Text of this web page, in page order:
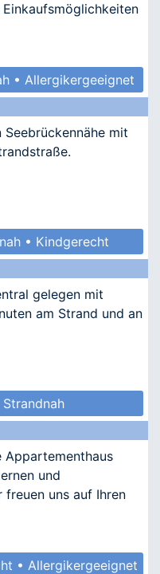
• Allergikergeeignet
Seebrückennähe mit
• Kindgerecht
gelegen mit
am Strand und an
Appartementhaus
und
freuen uns auf Ihren
• Allergikergeeignet